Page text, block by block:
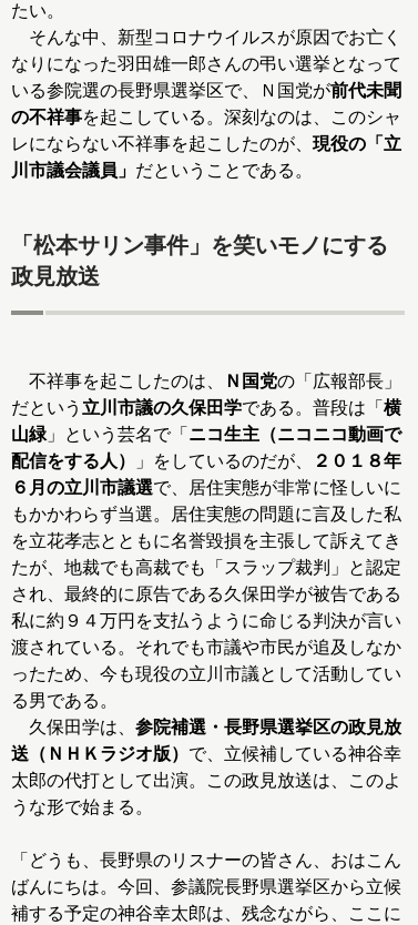
たい。
そんな中、新型コロナウイルスが原因でお亡く
なりになった羽田雄一郎さんの弔い選挙となって
いる参院選の長野県選挙区で、Ｎ国党が前代未聞
の不祥事を起こしている。深刻なのは、このシャ
レにならない不祥事を起こしたのが、 現役の「立
川市議会議員」 だということである。
「松本サリン事件」を笑いモノにする
政見放送
不祥事を起こしたのは、 Ｎ国党の「広報部長」
だという 立川市議の久保田学である。普段は「 横
山緑 」という芸名で「 ニコ生主（ニコニコ動画で
配信をする人）
」をしているのだが、
２０１８年
６月の立川市議選で、居住実態が非常に怪しいに
もかかわらず当選。居住実態の問題に言及した私
を立花孝志とともに名誉毀損を主張して訴えてき
たが、地裁でも高裁でも「スラップ裁判」と認定
され、最終的に原告である久保田学が被告である
私に約９４万円を支払うように命じる判決が言い
渡されている。それでも市議や市民が追及しなか
ったため、今も現役の立川市議として活動してい
る男である。
久保田学は、 参院補選・長野県選挙区の政見放
送（ＮＨＫラジオ版） で、立候補している神谷幸
太郎の代打として出演。この政見放送は、このよ
うな形で始まる。
「どうも、長野県のリスナーの皆さん、おはこん
ばんにちは。今回、参議院長野県選挙区から立候
補する予定の神谷幸太郎は、残念ながら、ここに